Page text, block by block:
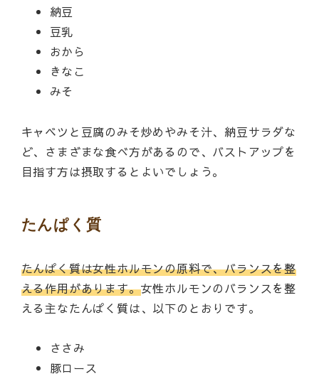
納豆
豆乳
おから
きなこ
みそ
キャベツと豆腐のみそ炒めやみそ汁、納豆サラダな
ど、さまざまな食べ方があるので、バストアップを
目指す方は摂取するとよいでしょう。
たんぱく質
たんぱく質は女性ホルモンの原料で、バランスを整
える作用があります。女性ホルモンのバランスを整
える主なたんぱく質は、以下のとおりです。
ささみ
豚ロース